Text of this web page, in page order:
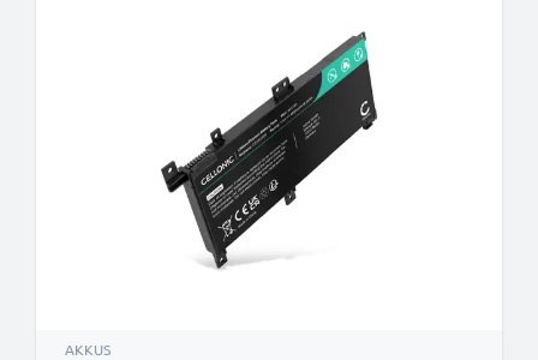
AKKUS